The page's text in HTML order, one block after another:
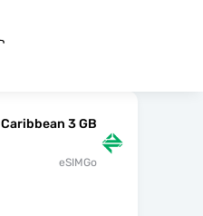
Caribbean 3 GB
eSIMGo